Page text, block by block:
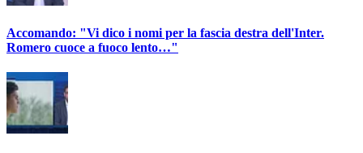
Accomando: "Vi dico i nomi per la fascia destra dell'Inter.
Romero cuoce a fuoco lento…"